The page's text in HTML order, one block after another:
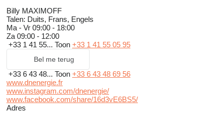
Billy MAXIMOFF
Talen: Duits, Frans, Engels
Ma - Vr 09:00 - 18:00
Za 09:00 - 12:00
+33 1 41 55... Toon +33 1 41 55 05 95
Bel me terug
+33 6 43 48... Toon +33 6 43 48 69 56
www.dnenergie.fr
www.instagram.com/dnenergie/
www.facebook.com/share/16d3vE6BS5/
Adres